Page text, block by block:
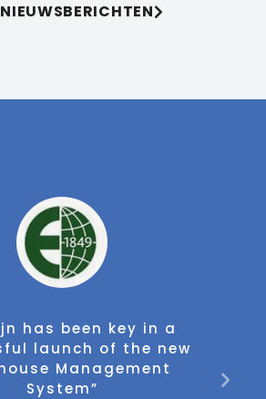
in a
new
"Martijn is
van